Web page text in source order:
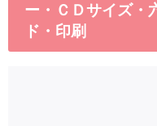
ー・ＣＤサイズ・
ド・印刷